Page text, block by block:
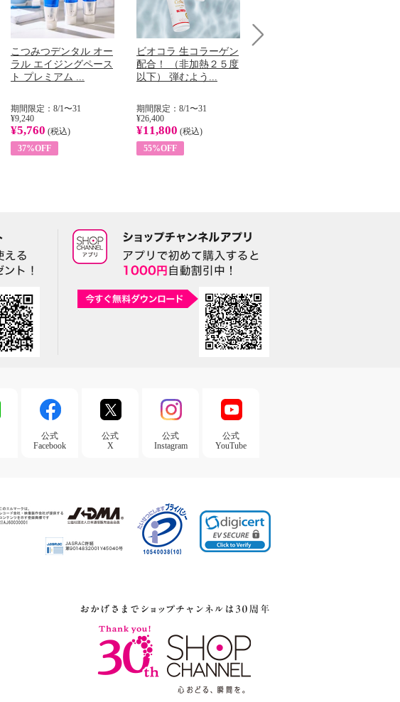
こつみつデンタル オー
ラル エイジングペース
ト プレミアム ...
期間限定：8/1〜31
¥9,240
¥5,760 (税込)
37%OFF
ビオコラ 生コラーゲン
配合！ （非加熱２５度
以下） 弾むよう...
期間限定：8/1〜31
¥26,400
¥11,800 (税込)
55%OFF
公式
Facebook
公式
X
公式
Instagram
公式
YouTube